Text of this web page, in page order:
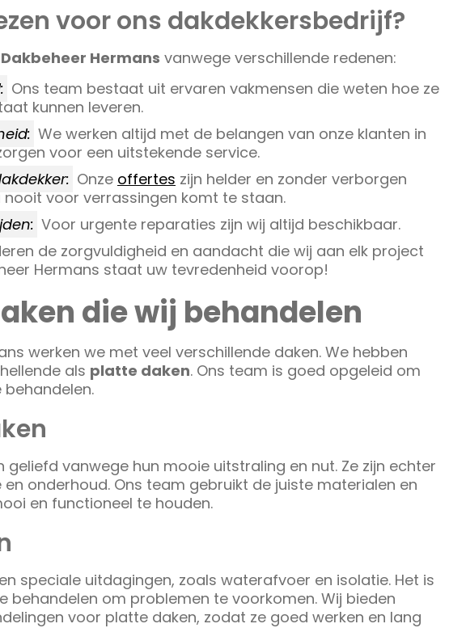
voor ons dakdekkersbedrijf?
Dakbeheer Hermans vanwege verschillende redenen:
Ons team bestaat uit ervaren vakmensen die weten hoe ze
kunnen leveren.
We werken altijd met de belangen van onze klanten in
voor een uitstekende service.
Onze offertes zijn helder en zonder verborgen
nooit voor verrassingen komt te staan.
Voor urgente reparaties zijn wij altijd beschikbaar.
de zorgvuldigheid en aandacht die wij aan elk project
Hermans staat uw tevredenheid voorop!
die wij behandelen
werken we met veel verschillende daken. We hebben
als platte daken. Ons team is goed opgeleid om
geliefd vanwege hun mooie uitstraling en nut. Ze zijn echter
onderhoud. Ons team gebruikt de juiste materialen en
en functioneel te houden.
speciale uitdagingen, zoals waterafvoer en isolatie. Het is
behandelen om problemen te voorkomen. Wij bieden
voor platte daken, zodat ze goed werken en lang